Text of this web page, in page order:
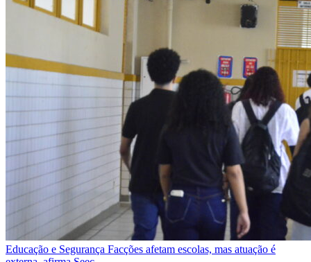
Educação e Segurança Facções afetam escolas, mas atuação é